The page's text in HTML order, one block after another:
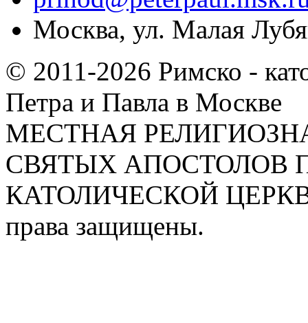
Москва, ул. Малая
© 2011-2026 Римско -
Петра и Павла в Москве
МЕСТНАЯ
СВЯТЫХ АПОСТОЛОВ
КАТОЛИЧЕСКОЙ
права защищены.